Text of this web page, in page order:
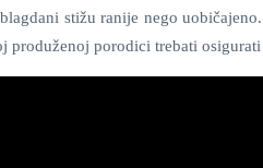
stižu ranije nego
produženoj porodici trebati